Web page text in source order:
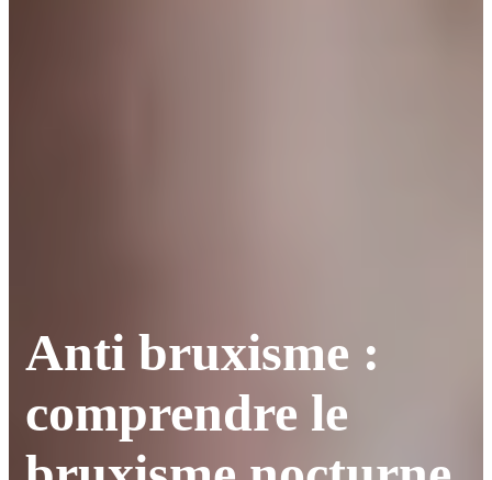
Anti bruxisme :
comprendre le